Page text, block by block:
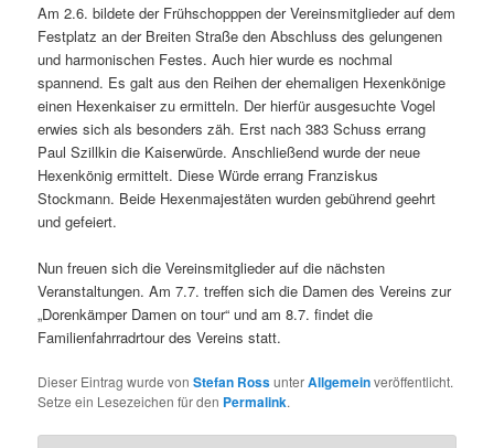
Am 2.6. bildete der Frühschopppen der Vereinsmitglieder auf dem
Festplatz an der Breiten Straße den Abschluss des gelungenen
und harmonischen Festes. Auch hier wurde es nochmal
spannend. Es galt aus den Reihen der ehemaligen Hexenkönige
einen Hexenkaiser zu ermitteln. Der hierfür ausgesuchte Vogel
erwies sich als besonders zäh. Erst nach 383 Schuss errang
Paul Szillkin die Kaiserwürde. Anschließend wurde der neue
Hexenkönig ermittelt. Diese Würde errang Franziskus
Stockmann. Beide Hexenmajestäten wurden gebührend geehrt
und gefeiert.
Nun freuen sich die Vereinsmitglieder auf die nächsten
Veranstaltungen. Am 7.7. treffen sich die Damen des Vereins zur
„Dorenkämper Damen on tour“ und am 8.7. findet die
Familienfahrradrtour des Vereins statt.
Dieser Eintrag wurde vonStefan RossunterAllgemeinveröffentlicht.
Setze ein Lesezeichen für den Permalink.